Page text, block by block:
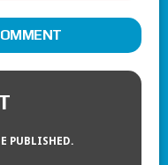
PUBLISHED.